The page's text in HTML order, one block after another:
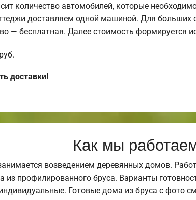
количество автомобилей, которые
доставляем одной машиной. Для больших
— бесплатная. Далее стоимость формируется
руб.
доставки!
Как мы
возведением деревянных домов.
из профилированного бруса. Варианты
Готовые дома из бруса с фото